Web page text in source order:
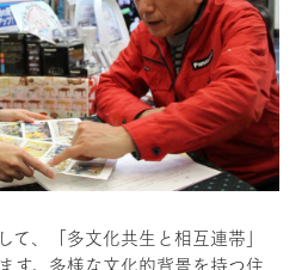
て、「多文化共生と相互連帯」